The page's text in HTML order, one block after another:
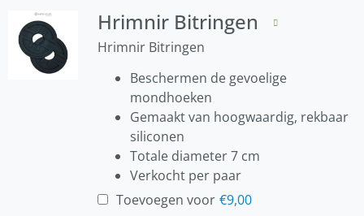
Hrimnir Bitringen
Hrimnir Bitringen
Beschermen de gevoelige
mondhoeken
Gemaakt van hoogwaardig, rekbaar
siliconen
Totale diameter 7 cm
Verkocht per paar
Toevoegen voor €9,00